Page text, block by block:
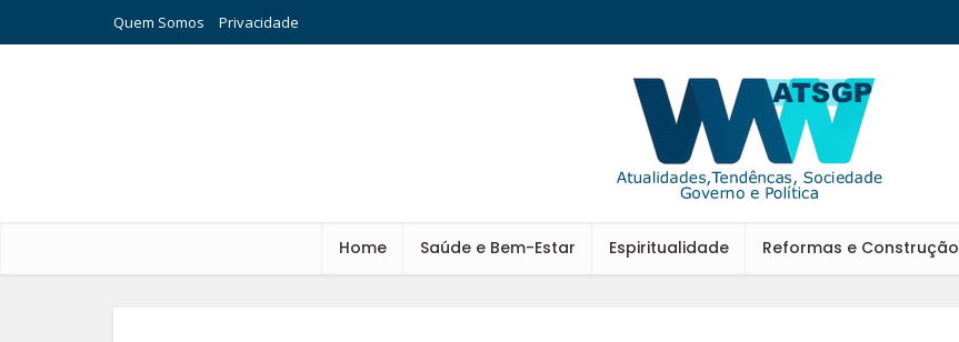
Quem Somos Privacidade
Home Saúde e Bem-Estar Espiritualidade Reformas e Construção